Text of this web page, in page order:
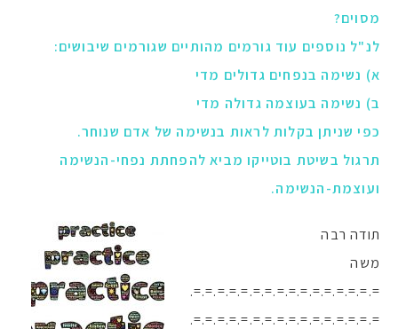
מסוים?
לנ"ל נוספים עוד גורמים מהותיים שגורמים שיבושים:
א) נשימה בנפחים גדולים מדי
ב) נשימה בעוצמה גדולה מדי
כפי שניתן בקלות לראות בנשימה של אדם שנוחר.
תרגול בשיטת בוטייקו מביא להפחתת נפחי-הנשימה
ועוצמת-הנשימה.
תודה רבה
משה
=.=.=.=.=.=.=.=.=.=.=.=.=.=.=.=.
=.=.=.=.=.=.=.=.=.=.=.=.=.=.=.=.